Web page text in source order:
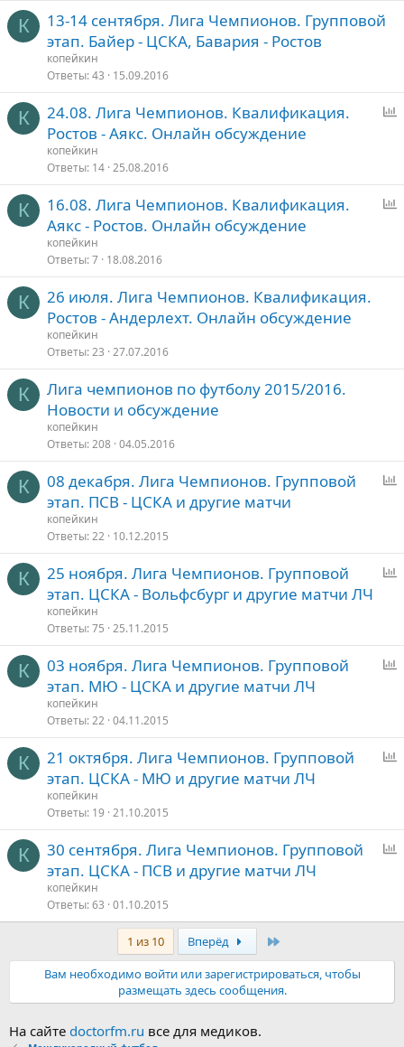
К
13-14 сентября. Лига Чемпионов. Групповой
этап. Байер - ЦСКА, Бавария - Ростов
копейкин
Ответы 43 15.09.2016
К
с
24.08. Лига Чемпионов. Квалификация.
Ростов - Аякс. Онлайн обсуждение
копейкин
Ответы 14 25.08.2016
К
с
16.08. Лига Чемпионов. Квалификация.
Аякс - Ростов. Онлайн обсуждение
копейкин
Ответы 7 18.08.2016
К
26 июля. Лига Чемпионов. Квалификация.
Ростов - Андерлехт. Онлайн обсуждение
копейкин
Ответы 23 27.07.2016
К
Лига чемпионов по футболу 2015/2016.
Новости и обсуждение
копейкин
Ответы 208 04.05.2016
К
с
08 декабря. Лига Чемпионов. Групповой
этап. ПСВ - ЦСКА и другие матчи
копейкин
Ответы 22 10.12.2015
К
с
25 ноября. Лига Чемпионов. Групповой
этап. ЦСКА - Вольфсбург и другие матчи ЛЧ
копейкин
Ответы 75 25.11.2015
К
с
03 ноября. Лига Чемпионов. Групповой
этап. МЮ - ЦСКА и другие матчи ЛЧ
копейкин
Ответы 22 04.11.2015
К
с
21 октября. Лига Чемпионов. Групповой
этап. ЦСКА - МЮ и другие матчи ЛЧ
копейкин
Ответы 19 21.10.2015
К
с
30 сентября. Лига Чемпионов. Групповой
этап. ЦСКА - ПСВ и другие матчи ЛЧ
копейкин
Ответы 63 01.10.2015
1 из 10 Вперёд
Вам необходимо войти или зарегистрироваться, чтобы
размещать здесь сообщения.
На сайте doctorfm.ru все для медиков.